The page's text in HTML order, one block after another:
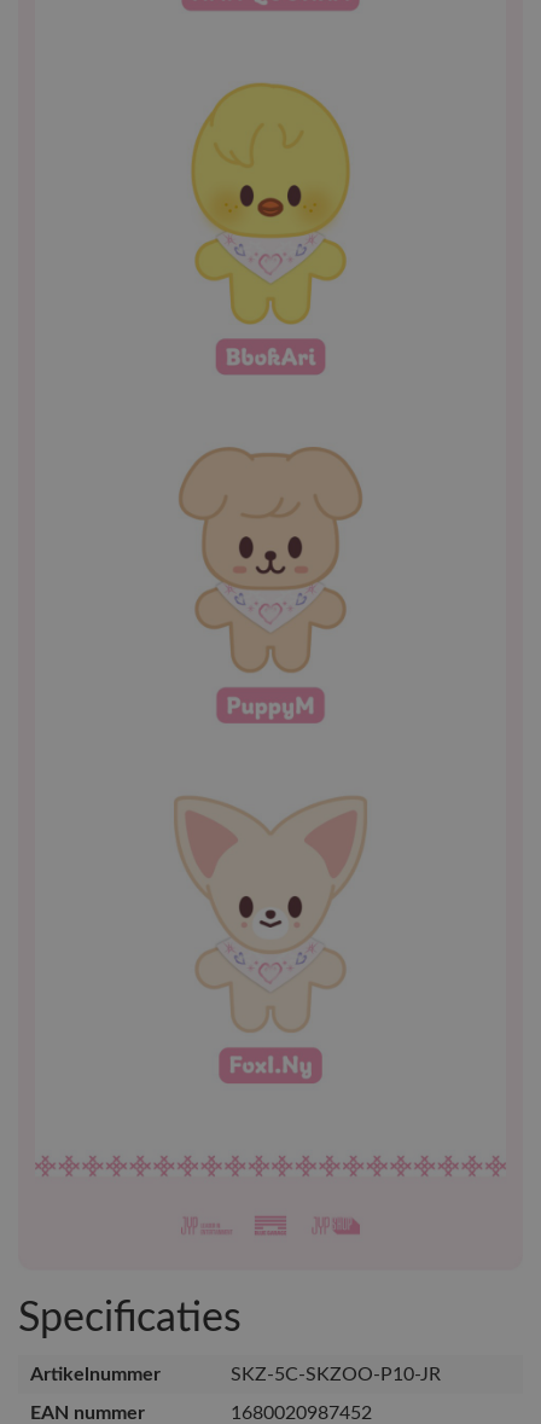
Specificaties
Artikelnummer
SKZ-5C-SKZOO-P10-JR
EAN nummer
1680020987452